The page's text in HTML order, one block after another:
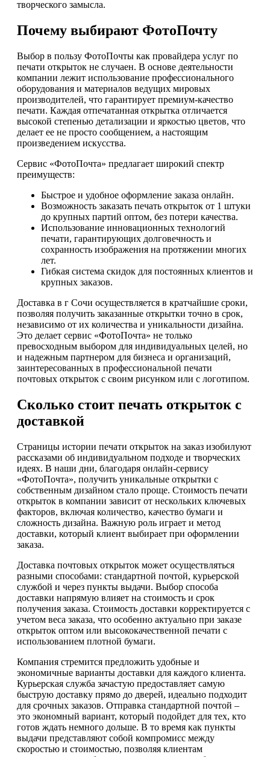
творческого замысла.
Почему выбирают ФотоПочту
Выбор в пользу ФотоПочты как провайдера услуг по
печати открыток не случаен. В основе деятельности
компании лежит использование профессионального
оборудования и материалов ведущих мировых
производителей, что гарантирует премиум-качество
печати. Каждая отпечатанная открытка отличается
высокой степенью детализации и яркостью цветов, что
делает ее не просто сообщением, а настоящим
произведением искусства.
Сервис «ФотоПочта» предлагает широкий спектр
преимуществ:
Быстрое и удобное оформление заказа онлайн.
Возможность заказать печать открыток от 1 штуки
до крупных партий оптом, без потери качества.
Использование инновационных технологий
печати, гарантирующих долговечность и
сохранность изображения на протяжении многих
лет.
Гибкая система скидок для постоянных клиентов и
крупных заказов.
Доставка в г Сочи осуществляется в кратчайшие сроки,
позволяя получить заказанные открытки точно в срок,
независимо от их количества и уникальности дизайна.
Это делает сервис «ФотоПочта» не только
превосходным выбором для индивидуальных целей, но
и надежным партнером для бизнеса и организаций,
заинтересованных в профессиональной печати
почтовых открыток с своим рисунком или с логотипом.
Сколько стоит печать открыток с
доставкой
Страницы истории печати открыток на заказ изобилуют
рассказами об индивидуальном подходе и творческих
идеях. В наши дни, благодаря онлайн-сервису
«ФотоПочта», получить уникальные открытки с
собственным дизайном стало проще. Стоимость печати
открыток в компании зависит от нескольких ключевых
факторов, включая количество, качество бумаги и
сложность дизайна. Важную роль играет и метод
доставки, который клиент выбирает при оформлении
заказа.
Доставка почтовых открыток может осуществляться
разными способами: стандартной почтой, курьерской
службой и через пункты выдачи. Выбор способа
доставки напрямую влияет на стоимость и срок
получения заказа. Стоимость доставки корректируется с
учетом веса заказа, что особенно актуально при заказе
открыток оптом или высококачественной печати с
использованием плотной бумаги.
Компания стремится предложить удобные и
экономичные варианты доставки для каждого клиента.
Курьерская служба зачастую предоставляет самую
быструю доставку прямо до дверей, идеально подходит
для срочных заказов. Отправка стандартной почтой –
это экономный вариант, который подойдет для тех, кто
готов ждать немного дольше. В то время как пункты
выдачи представляют собой компромисс между
скоростью и стоимостью, позволяя клиентам